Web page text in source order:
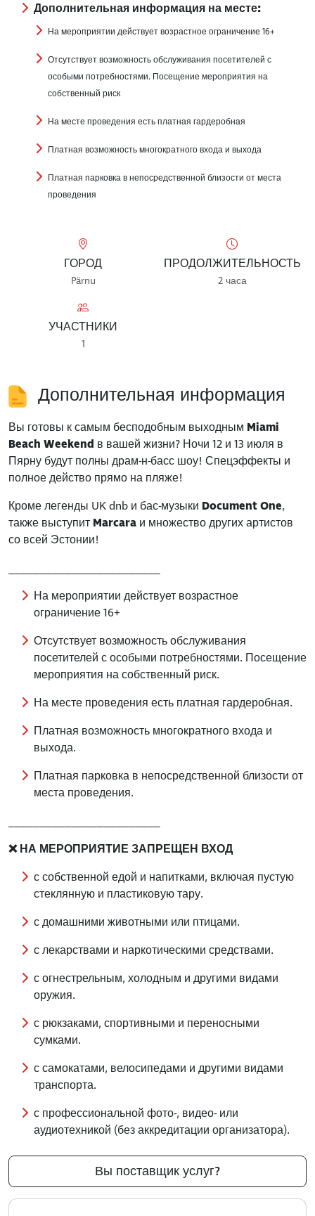
Дополнительная информация на месте:
На мероприятии действует возрастное ограничение 16+
Отсутствует возможность обслуживания посетителей с
особыми потребностями. Посещение мероприятия на
собственный риск
На месте проведения есть платная гардеробная
Платная возможность многократного входа и выхода
Платная парковка в непосредственной близости от места
проведения
ГОРОД
Pärnu
ПРОДОЛЖИТЕЛЬНОСТЬ
2 часа
УЧАСТНИКИ
1
Дополнительная информация
Вы готовы к самым бесподобным выходным Miami
Beach Weekend в вашей жизни? Ночи 12 и 13 июля в
Пярну будут полны драм-н-басс шоу! Спецэффекты и
полное действо прямо на пляже!
Кроме легенды UK dnb и бас-музыки Document One,
также выступит Marcara и множество других артистов
со всей Эстонии!
На мероприятии действует возрастное
ограничение 16+
Отсутствует возможность обслуживания
посетителей с особыми потребностями. Посещение
мероприятия на собственный риск.
На месте проведения есть платная гардеробная.
Платная возможность многократного входа и
выхода.
Платная парковка в непосредственной близости от
места проведения.
❌ НА МЕРОПРИЯТИЕ ЗАПРЕЩЕН ВХОД
с собственной едой и напитками, включая пустую
стеклянную и пластиковую тару.
с домашними животными или птицами.
с лекарствами и наркотическими средствами.
с огнестрельным, холодным и другими видами
оружия.
с рюкзаками, спортивными и переносными
сумками.
с самокатами, велосипедами и другими видами
транспорта.
с профессиональной фото-, видео- или
аудиотехникой (без аккредитации организатора).
Вы поставщик услуг?